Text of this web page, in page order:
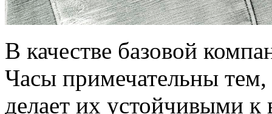
В качестве базовой
Часы примечательны тем,
делает их устойчивыми